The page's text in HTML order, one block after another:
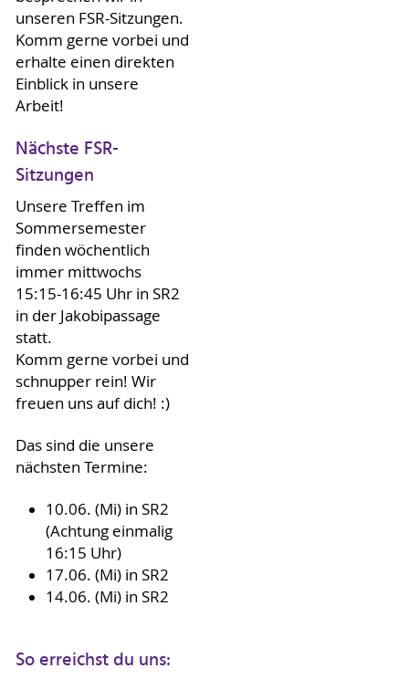
unseren FSR-Sitzungen.
Komm gerne vorbei und
erhalte einen direkten
Einblick in unsere
Arbeit!
Nächste FSR-
Sitzungen
Unsere Treffen im
Sommersemester
finden wöchentlich
immer mittwochs
15:15-16:45 Uhr in SR2
in der Jakobipassage
statt.
Komm gerne vorbei und
schnupper rein! Wir
freuen uns auf dich! :)
Das sind die unsere
nächsten Termine:
10.06. (Mi) in SR2
(Achtung einmalig
16:15 Uhr)
17.06. (Mi) in SR2
14.06. (Mi) in SR2
So erreichst du uns: